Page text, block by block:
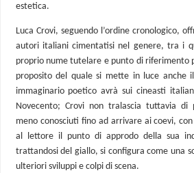
estetica.
Luca Crovi, seguendo l’ordine cronologico,
autori italiani cimentatisi nel genere, tra i
proprio nume tutelare e punto di riferimento
proposito del quale si mette in luce anche
immaginario poetico avrà sui cineasti
Novecento; Crovi non tralascia tuttavia di
meno conosciuti fino ad arrivare ai coevi,
al lettore il punto di approdo della sua
trattandosi del giallo, si configura come una
ulteriori sviluppi e colpi di scena.